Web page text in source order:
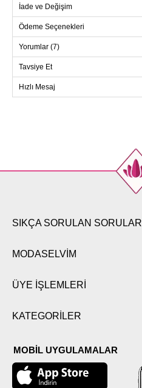
Beden
38
40
100
42
104
İade ve Değişim
Ödeme Seçenekleri
Yorumlar (7)
Tavsiye Et
Hızlı Mesaj
SIKÇA SORULAN SORULAR
MODASELVİM
ÜYE İŞLEMLERİ
KATEGORİLER
MOBİL UYGULAMALAR